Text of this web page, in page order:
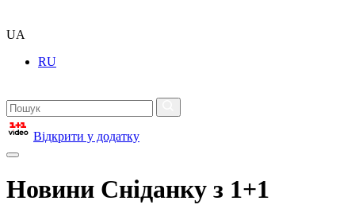
UA
RU
Відкрити у додатку
Новини Сніданку з 1+1